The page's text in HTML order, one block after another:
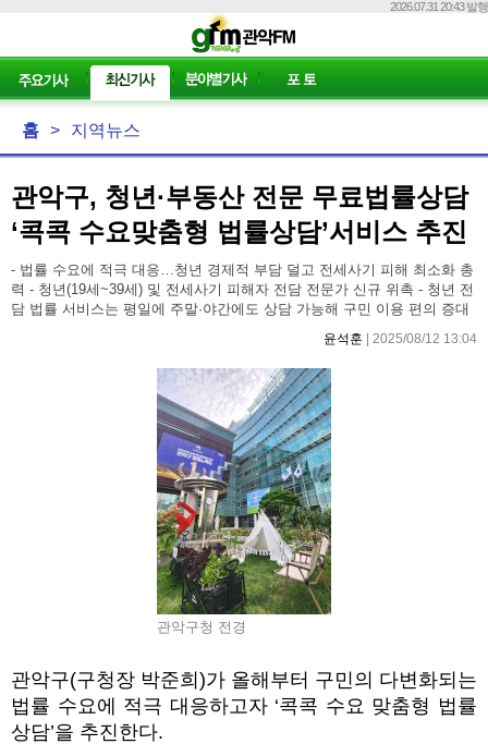
2026.07.31 20:43 발행
홈 > 지역뉴스
관악구, 청년·부동산 전문 무료법률상담
‘콕콕 수요맞춤형 법률상담’서비스 추진
- 법률 수요에 적극 대응…청년 경제적 부담 덜고 전세사기 피해 최소화 총
력 - 청년(19세~39세) 및 전세사기 피해자 전담 전문가 신규 위촉 - 청년 전
담 법률 서비스는 평일에 주말·야간에도 상담 가능해 구민 이용 편의 증대
윤석훈 | 2025/08/12 13:04
관악구청 전경
관악구(구청장 박준희 )가 올해부터 구민의 다변화되는
법률 수요에 적극 대응하고자 ‘콕콕 수요 맞춤형 법률
상담’을 추진한다.